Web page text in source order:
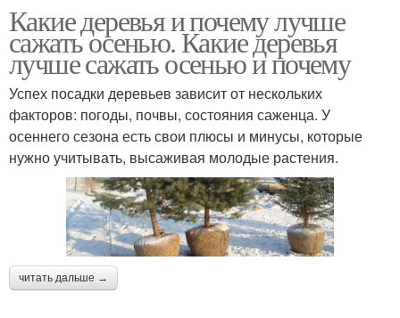
Какие деревья и почему лучше
сажать осенью. Какие деревья
лучше сажать осенью и почему
Успех посадки деревьев зависит от нескольких
факторов: погоды, почвы, состояния саженца. У
осеннего сезона есть свои плюсы и минусы, которые
нужно учитывать, высаживая молодые растения.
читать дальше →